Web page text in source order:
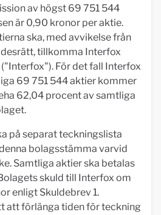
av högst 69 751 544
är 0,90 kronor per aktie.
ska, med avvikelse från
tillkomma Interfox
För det fall Interfox
69 751 544 aktier kommer
62,04 procent av samtliga
på separat teckningslista
bolagsstämma varvid
Samtliga aktier ska betalas
skuld till Interfox om
enligt Skuldebrev 1.
att förlänga tiden för teckning